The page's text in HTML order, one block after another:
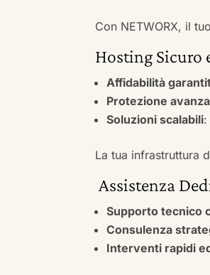
Con NETWORX, il
Hosting Sicuro
Affidabilità
Protezione
Soluzioni scalabili:
La tua infrastruttura
Assistenza
Supporto tecnico
Consulenza
Interventi rapidi